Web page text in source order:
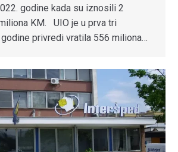
godine kada su iznosili 2
KM. UIO je u prva tri
privredi vratila 556 miliona…